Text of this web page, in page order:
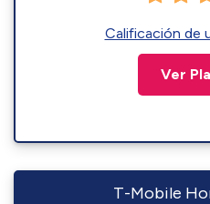
Calificación de
Ver
T-Mobile